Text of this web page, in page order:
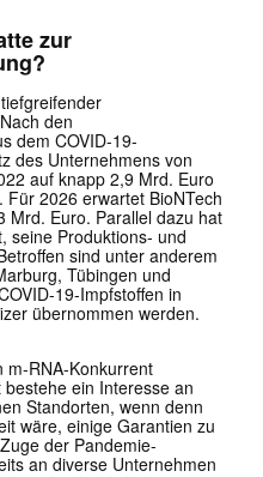
zur
den
dem COVID-19-
des Unternehmens von
auf knapp 2,9 Mrd. Euro
2026 erwartet BioNTech
Mrd. Euro. Parallel dazu hat
seine Produktions- und
sind unter anderem
Tübingen und
19-Impfstoffen in
übernommen werden.
m-RNA-Konkurrent
ein Interesse an
Standorten, wenn denn
wäre, einige Garantien zu
der Pandemie-
an diverse Unternehmen